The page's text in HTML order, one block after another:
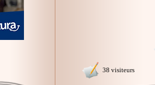
38 visiteurs